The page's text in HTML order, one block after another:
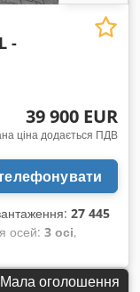
-
39 900 EUR
ціна додається ПДВ
27 445
осей: 3 осі,
(TÜV):
Мала оголошення